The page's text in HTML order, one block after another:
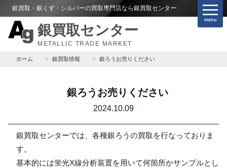
銀買取・銀くず・シルバーの買取専門店なら銀買取センター
銀買取センター
METALLIC TRADE MARKET
menu
ホーム 銀買取情報 銀ろうお売りください
銀ろうお売りください
2024.10.09
銀買取センターでは、各種銀ろうの買取を行なっておりま
す。
基本的には蛍光X線分析装置を用いて何箇所かサンプルとし